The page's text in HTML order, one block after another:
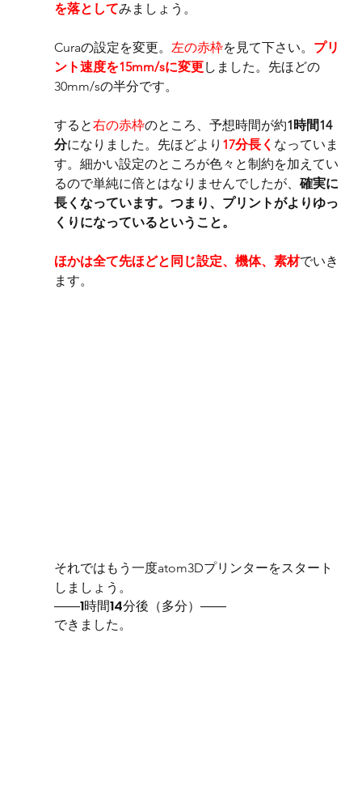
を落としてみましょう。
Curaの設定を変更。 左の赤枠を見て下さい。 プリ
ント速度を15mm/sに変更しました。先ほどの
30mm/sの半分です。
すると右の赤枠のところ、予想時間が約1時間14
分になりました。先ほどより 17分長く なっていま
す。細かい設定のところが色々と制約を加えてい
るので単純に倍とはなりませんでしたが、 確実に
長くなっています。つまり、プリントがよりゆっ
くりになっているということ。
ほかは全て先ほどと同じ設定、機体、素材でいき
ます。
それではもう一度atom3Dプリンターをスタート
しましょう。
――1時間14分後（多分）――
できました。